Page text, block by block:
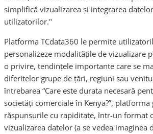
simplifică vizualizarea și integrarea
utilizatorilor."
Platforma TCdata360 le permite
personalizeze modalitățile de vizualizare
o privire, tendințele importante care se
diferitelor grupe de țări, regiuni sau
întrebarea “Care este durata necesară
societăți comerciale în Kenya?”, platforma
răspunsurile cu rapiditate, într-un format
vizualizarea datelor (a se vedea imaginea